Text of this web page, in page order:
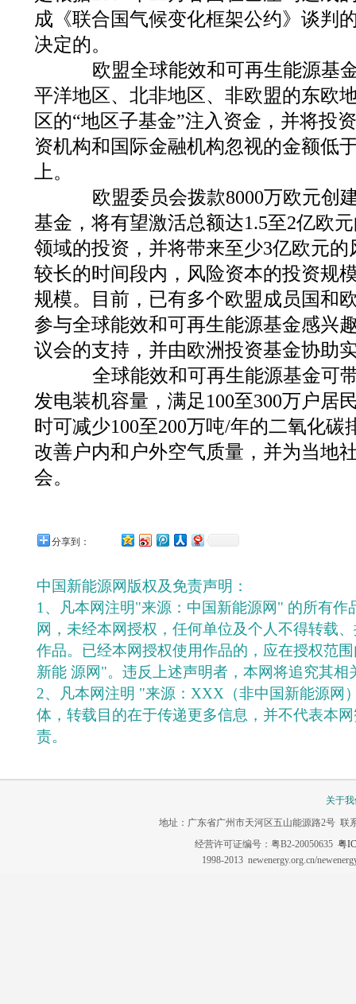
成《联合国气候变化框架公约》谈判
决定的。
欧盟全球能效和可再生能源基
平洋地区、北非地区、非欧盟的东欧
区的“地区子基金”注入资金，并将投
资机构和国际金融机构忽视的金额低
上。
欧盟委员会拨款8000万欧元创
基金，将有望激活总额达1.5至2亿欧
领域的投资，并将带来至少3亿欧元
较长的时间段内，风险资本的投资规
规模。目前，已有多个欧盟成员国和
参与全球能效和可再生能源基金感兴
议会的支持，并由欧洲投资基金协助
全球能效和可再生能源基金可带
发电装机容量，满足100至300万户居
时可减少100至200万吨/年的二氧化碳
改善户内和户外空气质量，并为当地
会。
分享到：
中国新能源网版权及免责声明：
1、凡本网注明"来源：中国新能源网" 的所有作
网，未经本网授权，任何单位及个人不得转载
作品。已经本网授权使用作品的，应在授权范
新能 源网"。违反上述声明者，本网将追究其相
2、凡本网注明 "来源：XXX（非中国新能源网
体，转载目的在于传递更多信息，并不代表本
责。
关于
地址：广东省广州市天河区五山能源路2号 联
经营许可证编号：粤B2-20050635 粤
1998-2013 newenergy.org.cn/